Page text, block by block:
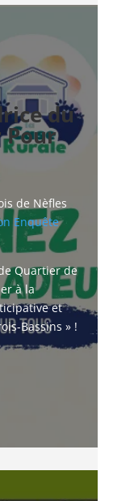
du
Pour
de Nèfles
Enquête
Quartier de
à la
et
Bassins » !